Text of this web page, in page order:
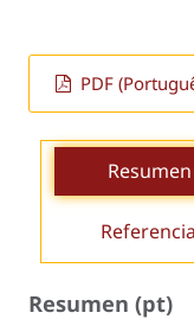
PDF
Resumen
Resumen (pt)